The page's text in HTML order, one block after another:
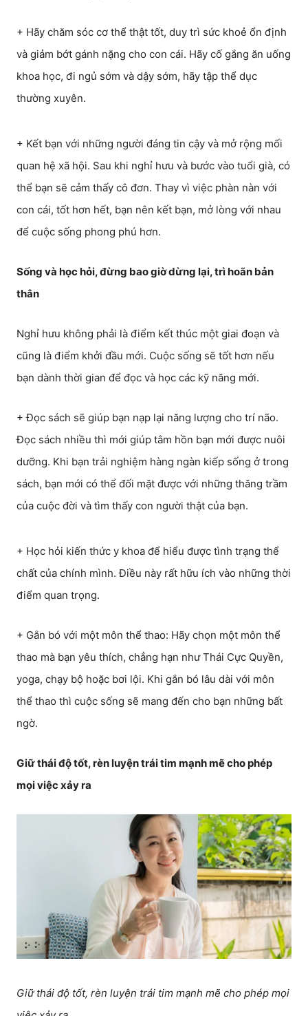
+ Hãy chăm sóc cơ thể thật tốt, duy trì sức khoẻ ổn định
và giảm bớt gánh nặng cho con cái. Hãy cố gắng ăn uống
khoa học, đi ngủ sớm và dậy sớm, hãy tập thể dục
thường xuyên.
+ Kết bạn với những người đáng tin cậy và mở rộng mối
quan hệ xã hội. Sau khi nghỉ hưu và bước vào tuổi già, có
thể bạn sẽ cảm thấy cô đơn. Thay vì việc phàn nàn với
con cái, tốt hơn hết, bạn nên kết bạn, mở lòng với nhau
để cuộc sống phong phú hơn.
Sống và học hỏi, đừng bao giờ dừng lại, trì hoãn bản
thân
Nghỉ hưu không phải là điểm kết thúc một giai đoạn và
cũng là điểm khởi đầu mới. Cuộc sống sẽ tốt hơn nếu
bạn dành thời gian để đọc và học các kỹ năng mới.
+ Đọc sách sẽ giúp bạn nạp lại năng lượng cho trí não.
Đọc sách nhiều thì mới giúp tâm hồn bạn mới được nuôi
dưỡng. Khi bạn trải nghiệm hàng ngàn kiếp sống ở trong
sách, bạn mới có thể đối mặt được với những thăng trầm
của cuộc đời và tìm thấy con người thật của bạn.
+ Học hỏi kiến thức y khoa để hiểu được tình trạng thể
chất của chính mình. Điều này rất hữu ích vào những thời
điểm quan trọng.
+ Gắn bó với một môn thể thao: Hãy chọn một môn thể
thao mà bạn yêu thích, chẳng hạn như Thái Cực Quyền,
yoga, chạy bộ hoặc bơi lội. Khi gắn bó lâu dài với môn
thể thao thì cuộc sống sẽ mang đến cho bạn những bất
ngờ.
Giữ thái độ tốt, rèn luyện trái tim mạnh mẽ cho phép
mọi việc xảy ra
Giữ thái độ tốt, rèn luyện trái tim mạnh mẽ cho phép mọi